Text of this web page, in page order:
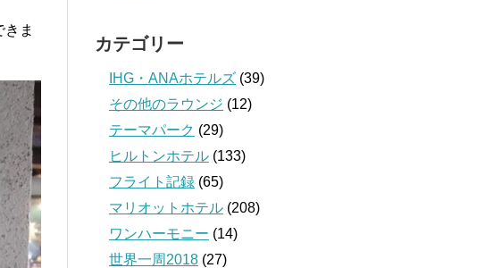
ま
カテゴリー
IHG・ANAホテルズ (39)
その他のラウンジ (12)
テーマパーク (29)
ヒルトンホテル (133)
フライト記録 (65)
マリオットホテル (208)
ワンハーモニー (14)
世界一周2018 (27)